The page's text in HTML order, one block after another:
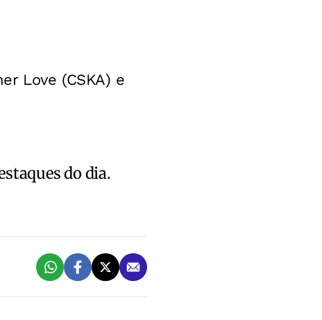
Love (CSKA) e
do dia.